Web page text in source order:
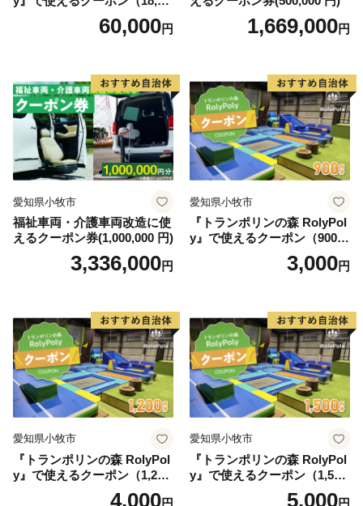
60,000円 1,669,000円
愛知県小牧市
福祉車両・介護車両改造に使
えるクーポン券(1,000,000 円)
3,336,000円
愛知県小牧市
『トランポリンの森 RolyPol
y』で使えるクーポン（900
3,000円
愛知県小牧市
『トランポリンの森 RolyPol
y』で使えるクーポン（1,200
4,000円
愛知県小牧市
『トランポリンの森 RolyPol
y』で使えるクーポン（1,500
5,000円